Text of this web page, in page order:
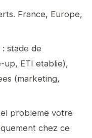
France, Europe,
: stade de
up, ETI etablie),
(marketing,
probleme votre
chez ce